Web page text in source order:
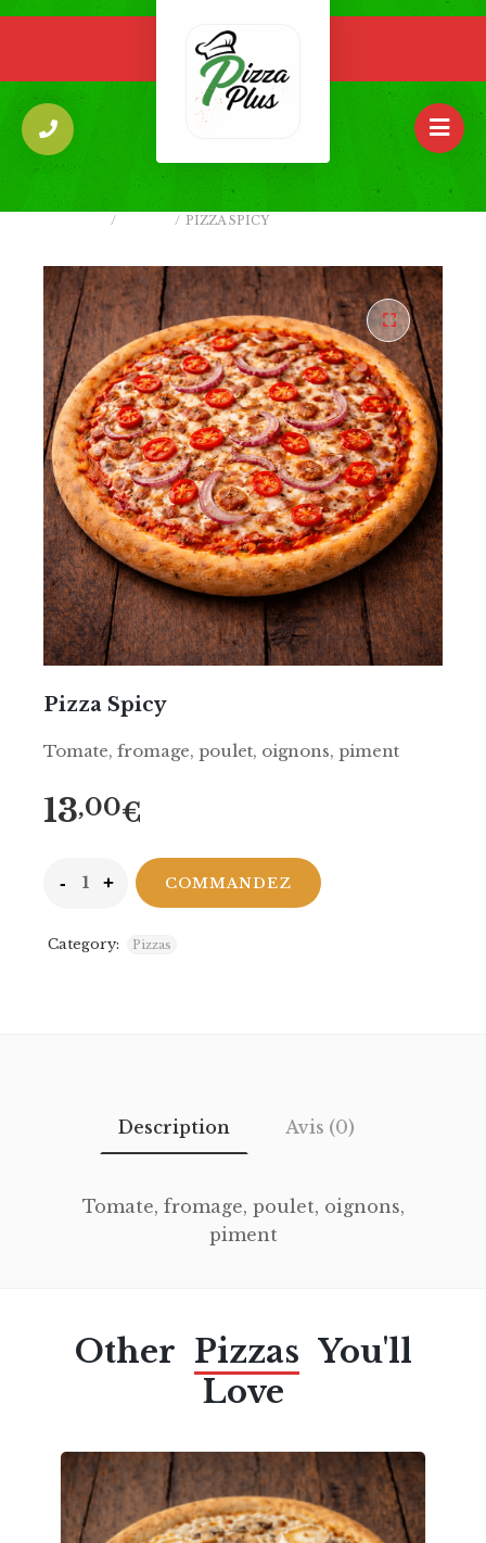
/ / PIZZA SPICY
Pizza Spicy
Tomate, fromage, poulet, oignons, piment
13,00€
COMMANDEZ
Category: Pizzas
Description Avis (0)
Tomate, fromage, poulet, oignons,
piment
Other Pizzas You'll
Love